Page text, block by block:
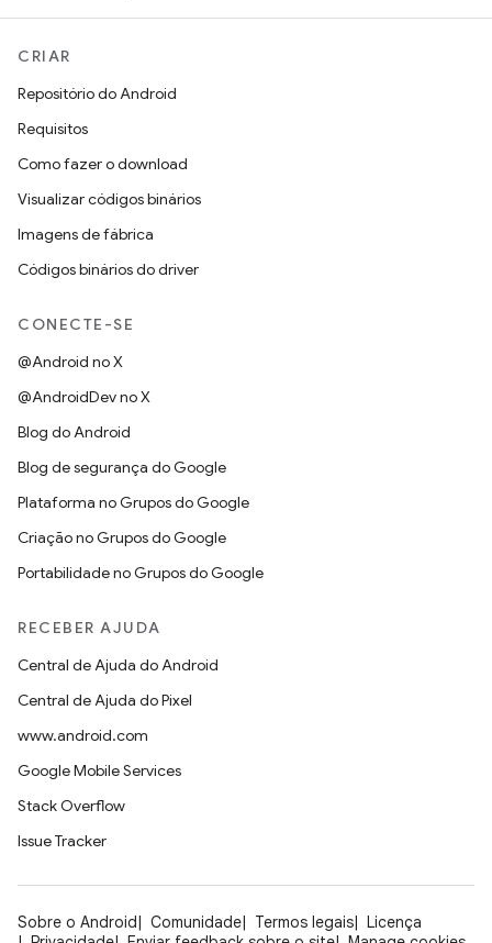
CRIAR
Repositório do Android
Requisitos
Como fazer o download
Visualizar códigos binários
Imagens de fábrica
Códigos binários do driver
CONECTE-SE
@Android no X
@AndroidDev no X
Blog do Android
Blog de segurança do Google
Plataforma no Grupos do Google
Criação no Grupos do Google
Portabilidade no Grupos do Google
RECEBER AJUDA
Central de Ajuda do Android
Central de Ajuda do Pixel
www.android.com
Google Mobile Services
Stack Overflow
Issue Tracker
Sobre o Android Comunidade Termos legais
Licença